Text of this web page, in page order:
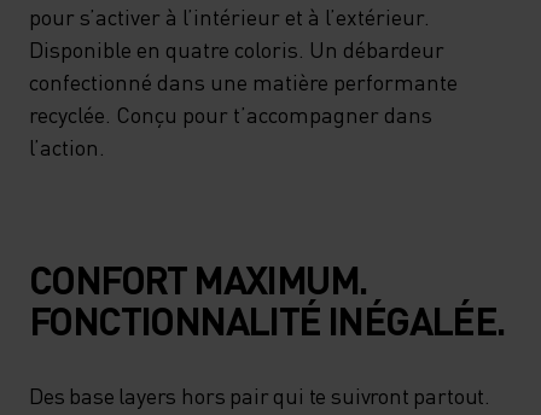
pour s’activer à l’intérieur et à l’extérieur.
Disponible en quatre coloris. Un débardeur
confectionné dans une matière performante
recyclée. Conçu pour t’accompagner dans
l’action.
CONFORT MAXIMUM.
FONCTIONNALITÉ INÉGALÉE.
Des base layers hors pair qui te suivront partout.